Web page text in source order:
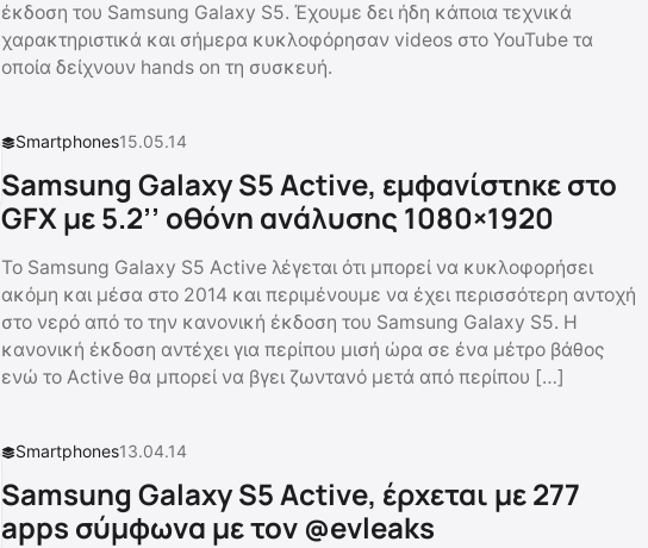
έκδοση του Samsung Galaxy S5. Έχουμε δει ήδη κάποια τεχνικά
χαρακτηριστικά και σήμερα κυκλοφόρησαν videos στο YouTube τα
οποία δείχνουν hands on τη συσκευή.
Smartphones15.05.14
Samsung Galaxy S5 Active, εμφανίστηκε στο
GFX με 5.2’’ οθόνη ανάλυσης 1080×1920
Το Samsung Galaxy S5 Active λέγεται ότι μπορεί να κυκλοφορήσει
ακόμη και μέσα στο 2014 και περιμένουμε να έχει περισσότερη αντοχή
στο νερό από το την κανονική έκδοση του Samsung Galaxy S5. H
κανονική έκδοση αντέχει για περίπου μισή ώρα σε ένα μέτρο βάθος
ενώ το Active θα μπορεί να βγει ζωντανό μετά από περίπου […]
Smartphones13.04.14
Samsung Galaxy S5 Active, έρχεται με 277
apps σύμφωνα με τον @evleaks